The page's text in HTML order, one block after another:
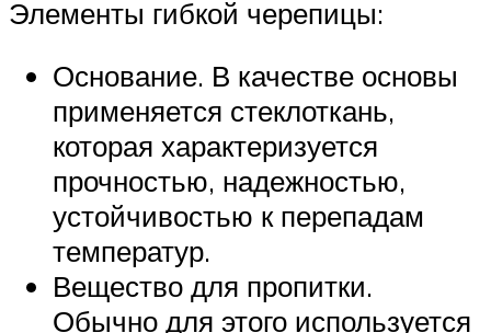
Элементы гибкой черепицы:
Основание. В качестве основы
применяется стеклоткань,
которая характеризуется
прочностью, надежностью,
устойчивостью к перепадам
температур.
Вещество для пропитки.
Обычно для этого используется